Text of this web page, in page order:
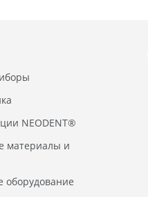
NEODENT®
материалы и
оборудование